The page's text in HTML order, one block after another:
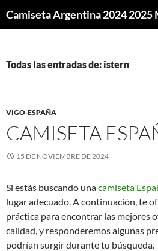
Camiseta Argentina 2024 2025
Todas las entradas de: istern
VIGO-ESPAÑA
CAMISETA
15 DE NOVIEMBRE DE 2024
Si estás buscando unacamiseta
lugar adecuado. A continuación, te
práctica para encontrar las mejores
calidad, y responderemos algunas
podrían surgir durante tu búsqueda.